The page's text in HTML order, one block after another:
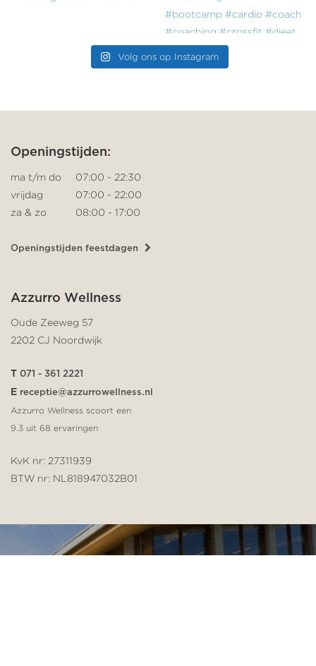
Volg ons op Instagram
Openingstijden:
ma t/m do
07:00 - 22:30
vrijdag
07:00 - 22:00
za & zo
08:00 - 17:00
Openingstijden feestdagen
Azzurro Wellness
Oude Zeeweg 57
2202 CJ Noordwijk
071 - 361 2221
E receptie@azzurrowellness.nl
Azzurro Wellness scoort een
9.3 uit 68 ervaringen
KvK nr: 27311939
BTW nr: NL818947032B01